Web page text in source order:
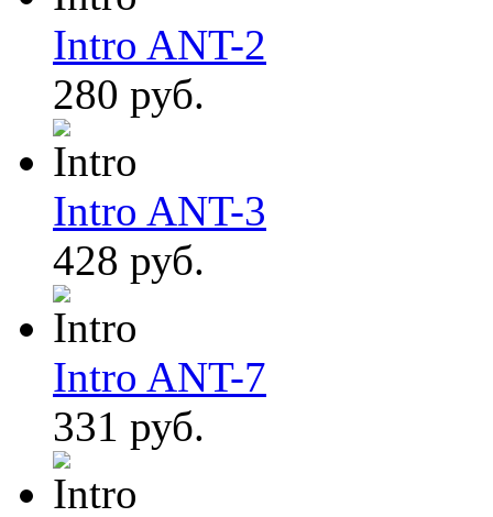
Intro ANT-2
280 руб.
Intro ANT-3
428 руб.
Intro ANT-7
331 руб.